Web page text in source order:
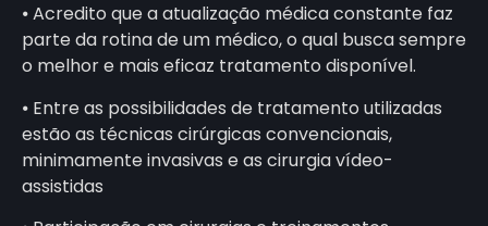
⦁ Acredito que a atualização médica constante faz
parte da rotina de um médico, o qual busca sempre
o melhor e mais eficaz tratamento disponível.
⦁ Entre as possibilidades de tratamento utilizadas
estão as técnicas cirúrgicas convencionais,
minimamente invasivas e as cirurgia vídeo-
assistidas